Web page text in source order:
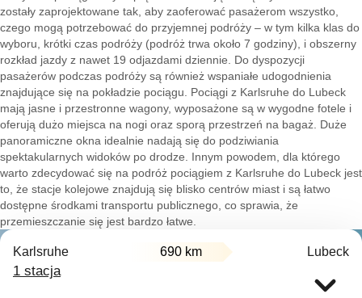
zostały zaprojektowane tak, aby zaoferować pasażerom wszystko,
czego mogą potrzebować do przyjemnej podróży – w tym kilka klas do
wyboru, krótki czas podróży (podróż trwa około 7 godziny), i obszerny
rozkład jazdy z nawet 19 odjazdami dziennie. Do dyspozycji
pasażerów podczas podróży są również wspaniałe udogodnienia
znajdujące się na pokładzie pociągu. Pociągi z Karlsruhe do Lubeck
mają jasne i przestronne wagony, wyposażone są w wygodne fotele i
oferują dużo miejsca na nogi oraz sporą przestrzeń na bagaż. Duże
panoramiczne okna idealnie nadają się do podziwiania
spektakularnych widoków po drodze. Innym powodem, dla którego
warto zdecydować się na podróż pociągiem z Karlsruhe do Lubeck jest
to, że stacje kolejowe znajdują się blisko centrów miast i są łatwo
dostępne środkami transportu publicznego, co sprawia, że
przemieszczanie się jest bardzo łatwe.
Karlsruhe 690 km Lubeck
1 stacja